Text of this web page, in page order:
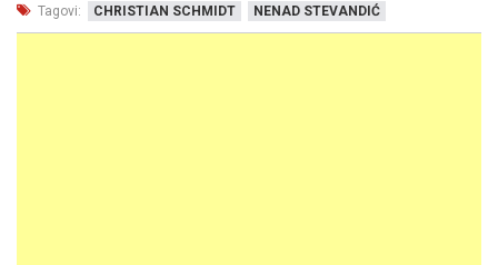
Tagovi: CHRISTIAN SCHMIDT NENAD STEVANDIĆ